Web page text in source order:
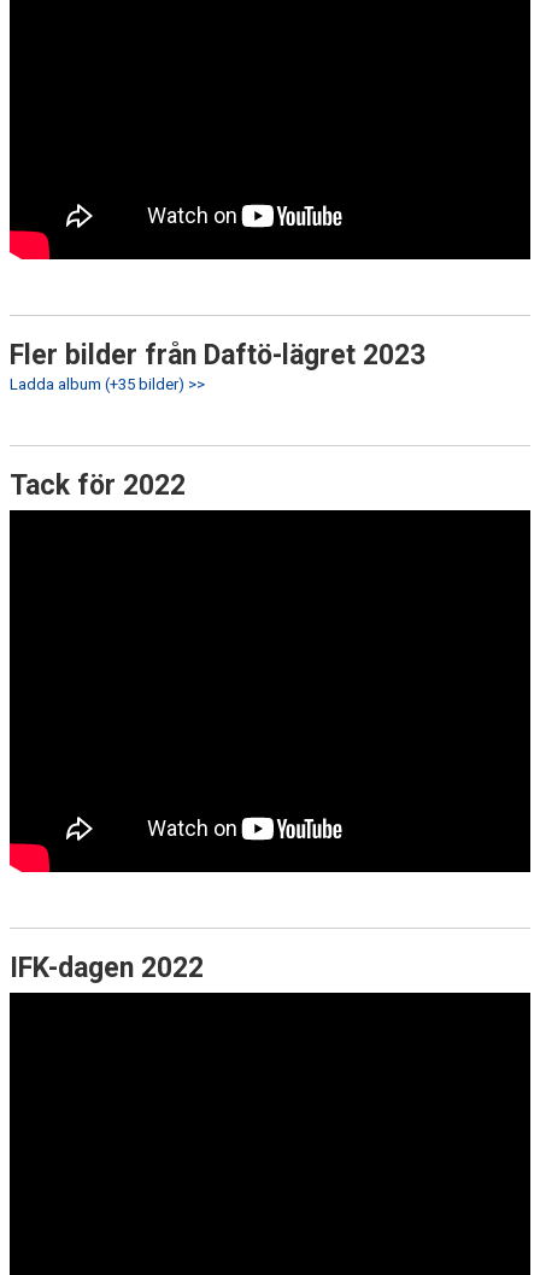
Fler bilder från Daftö-lägret 2023
Ladda album (+35 bilder) >>
Tack för 2022
IFK-dagen 2022